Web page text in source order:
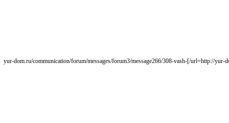
[url=http://yur-dom.ru/communication/forum/messages/forum3/message266/308-vash-diplom-bez-lishnikh-zabot-bystro-i-bezopasno?result=new#message266/]yur-dom.ru/communication/forum/messages/forum3/message266/308-vash-